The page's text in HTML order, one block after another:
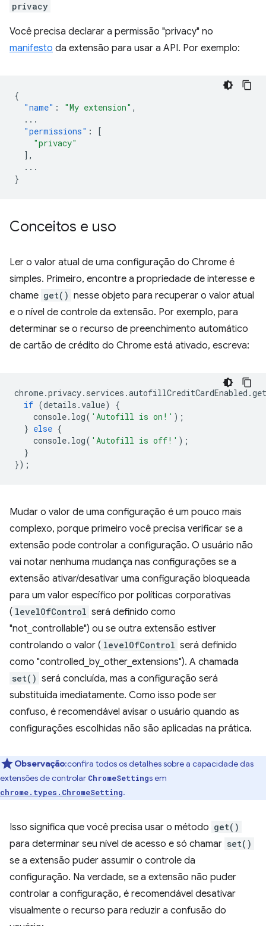
privacy
Você precisa declarar a permissão "privacy" no
manifesto da extensão para usar a API. Por exemplo:
{
"name" : "My extension" ,
...
"permissions" :
[
"privacy"
],
...
}
Conceitos e uso
Ler o valor atual de uma configuração do Chrome é
simples. Primeiro, encontre a propriedade de interesse e
chame get() nesse objeto para recuperar o valor atual
e o nível de controle da extensão. Por exemplo, para
determinar se o recurso de preenchimento automático
de cartão de crédito do Chrome está ativado, escreva:
chrome.privacy. services .autofillCreditCardEnabled .get
if (details .value)
{
console. log( 'Autofill is on!' );
} else {
console. log( 'Autofill is off!' );
}
});
Mudar o valor de uma configuração é um pouco mais
complexo, porque primeiro você precisa verificar se a
extensão pode controlar a configuração. O usuário não
vai notar nenhuma mudança nas configurações se a
extensão ativar/desativar uma configuração bloqueada
para um valor específico por políticas corporativas
( levelOfControl será definido como
"not_controllable") ou se outra extensão estiver
controlando o valor ( levelOfControl será definido
como "controlled_by_other_extensions"). A chamada
set() será concluída, mas a configuração será
substituída imediatamente. Como isso pode ser
confuso, é recomendável avisar o usuário quando as
configurações escolhidas não são aplicadas na prática.
Observação:confira todos os detalhes sobre a capacidade das
extensões de controlar ChromeSettings em
chrome.types.ChromeSetting.
Isso significa que você precisa usar o método get()
para determinar seu nível de acesso e só chamar set()
se a extensão puder assumir o controle da
configuração. Na verdade, se a extensão não puder
controlar a configuração, é recomendável desativar
visualmente o recurso para reduzir a confusão do